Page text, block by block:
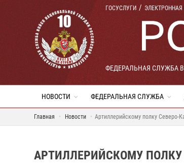
ГОСУСЛУГИ
ФЕДЕРАЛЬНАЯ СЛУЖБА
НОВОСТИ ФЕДЕРАЛЬНАЯ СЛУЖБА
Главная Новости Артиллерийскому полку Северо-
АРТИЛЛЕРИЙСКОМУ ПОЛКУ